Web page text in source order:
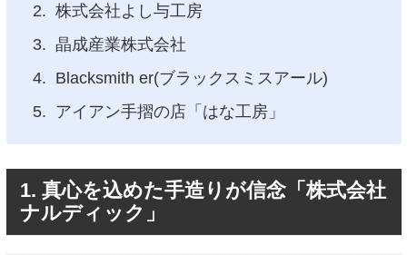
株式会社よし与工房
晶成産業株式会社
Blacksmith er(ブラックスミスアール)
アイアン手摺の店「はな工房」
1. 真心を込めた手造りが信念「株式会社
ナルディック」